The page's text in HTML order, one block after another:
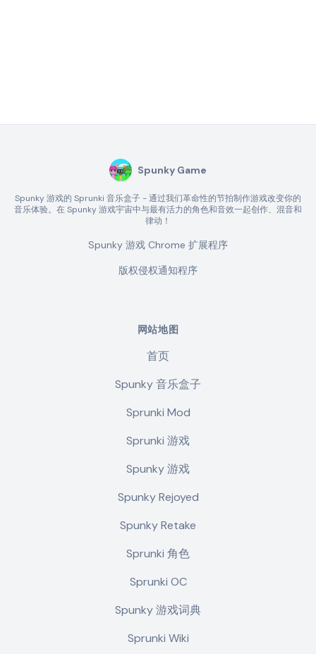
Spunky Game
Spunky 游戏的 Sprunki 音乐盒子 - 通过我们革命性的节拍制作游戏改变你的
音乐体验。在 Spunky 游戏宇宙中与最有活力的角色和音效一起创作、混音和
律动！
Spunky 游戏 Chrome 扩展程序
版权侵权通知程序
网站地图
首页
Spunky 音乐盒子
Sprunki Mod
Sprunki 游戏
Spunky 游戏
Spunky Rejoyed
Spunky Retake
Sprunki 角色
Sprunki OC
Spunky 游戏词典
Sprunki Wiki